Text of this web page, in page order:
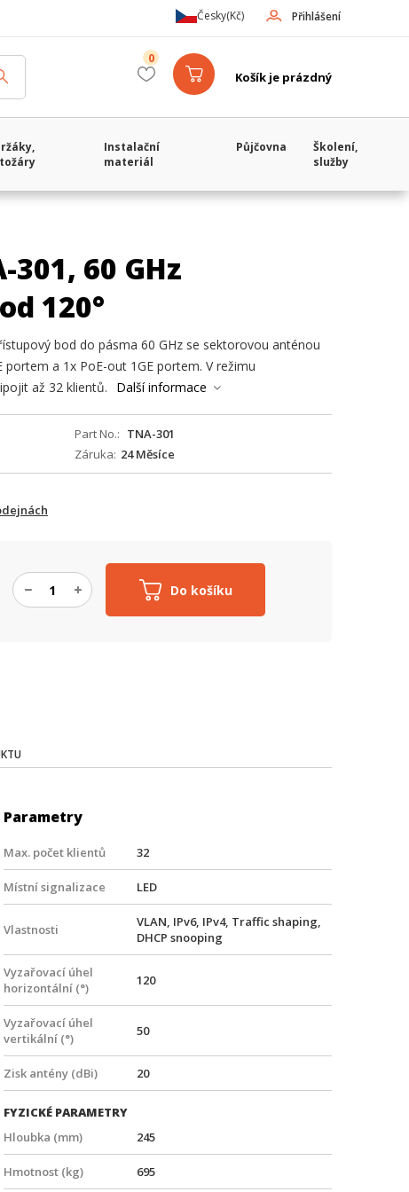
Přihlášení
Česky(Kč)
Košík je prázdný
0
Instalační
materiál
Půjčovna
Školení,
služby
301, 60 GHz
120°
bod do pásma 60 GHz se sektorovou anténou
portem a 1x PoE-out 1GE portem. V režimu
až 32 klientů.
Další informace
Part No.
TNA-301
Záruka 24 Měsíce
Do košíku
Parametry
Max. počet klientů 32
Místní signalizace LED
Vlastnosti
VLAN, IPv6, IPv4, Traffic shaping,
DHCP snooping
Vyzařovací úhel
horizontální (°)
120
Vyzařovací úhel
vertikální (°)
50
Zisk antény (dBi) 20
FYZICKÉ PARAMETRY
Hloubka (mm)
245
Hmotnost (kg) 695